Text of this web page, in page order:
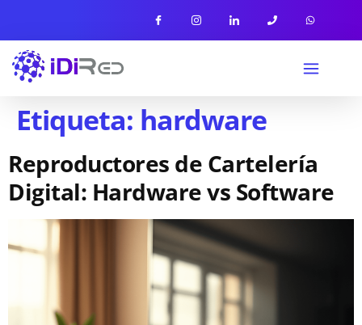
Etiqueta: hardware
Reproductores de Cartelería
Digital: Hardware vs Software